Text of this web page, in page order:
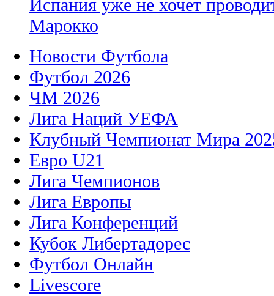
Испания уже не хочет
Марокко
Новости Футбола
Футбол 2026
ЧМ 2026
Лига Наций УЕФА
Клубный Чемпионат Мира
Евро U21
Лига Чемпионов
Лига Европы
Лига Конференций
Кубок Либертадорес
Футбол Онлайн
Livescore